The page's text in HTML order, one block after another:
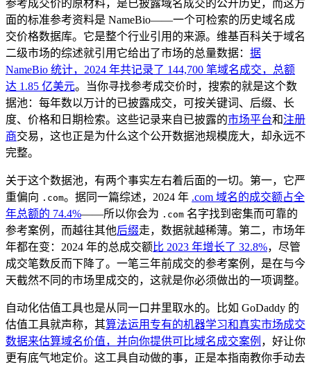
参考成交价的原材料，是已披露域名成交的公开历史，而这方
面的标准参考资料是 NameBio——一个可检索的历史域名成
交价格数据库。它是整个行业引用的来源。维基百科关于域名
二级市场的综述就引用它给出了市场的总量数据： 据
NameBio 统计，2024 年共记录了 144,700 笔域名成交，总额
达 1.85 亿美元。当你寻找参考成交价时，搜索的就是这个数
据池：每年数以万计的已披露成交，可按关键词、后缀、长
度、价格和日期检索。这些记录来自已披露的市场平台和注册
商交易，这也正是为什么这个公开数据池规模庞大，却永远不
完整。
关于这个数据池，有两个事实左右着后面的一切。第一，它严
重偏向 .com。据同一篇综述，2024 年 .com 域名的成交额占全
年总额的 74.4%——所以你会为 .com 名字找到密集而可靠的
参考案例，而越往其他后缀走，数据就越稀薄。第二，市场年
年都在变：2024 年的总成交额 比 2023 年增长了 32.8%，尽管
成交笔数反而下降了。一笔三年前成交的参考案例，是在与今
天截然不同的市场里成交的，这就是你必须做出的一项调整。
自动化估值工具也是从同一口井里取水的。比如 GoDaddy 的
估值工具就声称，其算法运用专有的机器学习和真实市场成交
数据来估算域名价值，并向你提供可比域名成交案例 ，好让你
更有底气地定价。这工具自动做的事，正是本指南教你手动去